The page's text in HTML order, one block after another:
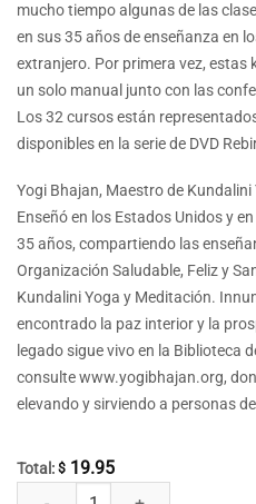
mucho tiempo algunas de las
en sus 35 años de enseñanza en
extranjero. Por primera vez, estas
un solo manual junto con las
Los 32 cursos están
disponibles en la serie de DVD
Yogi Bhajan, Maestro de
Enseñó en los Estados Unidos y
35 años, compartiendo las
Organización Saludable, Feliz y
Kundalini Yoga y Meditación.
encontrado la paz interior y la
legado sigue vivo en la Biblioteca
consulte www.yogibhajan.org,
elevando y sirviendo a personas
Total: $ 19.95
Rebirthing DVD 24 - Dejar caer su